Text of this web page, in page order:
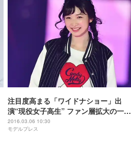
注目度高まる「ワイドナショー」出
演“現役女子高生” ファン層拡大の一歩
に
2016.03.06 10:30
モデルプレス